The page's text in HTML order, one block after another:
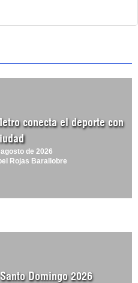
conecta el deporte con
de 2026
Rojas Barallobre
Domingo 2026